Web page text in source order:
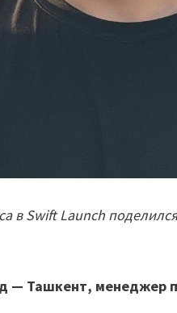
в Swift Launch
— Ташкент, менеджер